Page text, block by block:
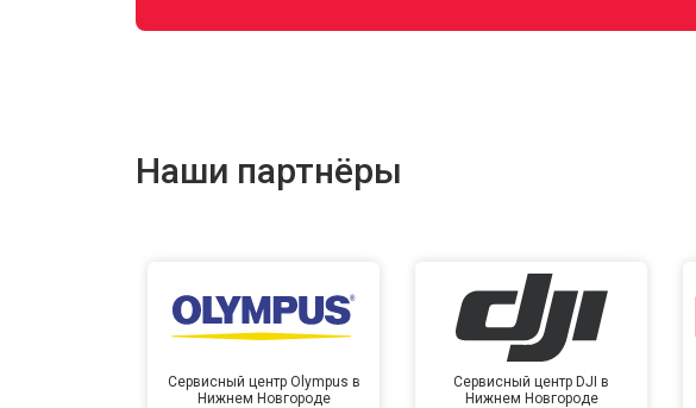
Наши партнёры
Сервисный центр Olympus в
Нижнем Новгороде
Сервисный центр DJI в
Нижнем Новгороде